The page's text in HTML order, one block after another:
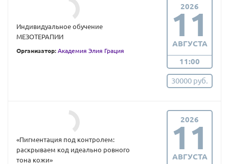
Индивидуальное обучение
МЕЗОТЕРАПИИ
Организатор: Академия Элия Грация
2026
11
АВГУСТА
11:00
30000 руб.
«Пигментация под контролем:
раскрываем код идеально ровного
тона кожи»
2026
11
АВГУСТА